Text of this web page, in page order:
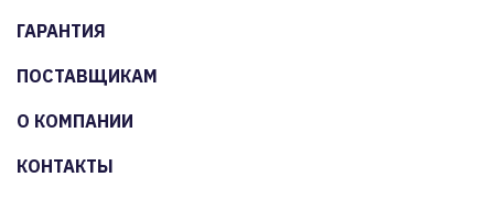
ГАРАНТИЯ
ПОСТАВЩИКАМ
О КОМПАНИИ
КОНТАКТЫ